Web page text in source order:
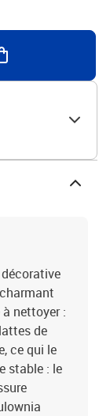
Vous
bloquer la
aspect brûlé, ce
de la décoration à
en
: bois de
intérieur :
un aspect
220 cm (l x
: 16
utilisation en
nettoyer :
de
ce qui le
stable : le